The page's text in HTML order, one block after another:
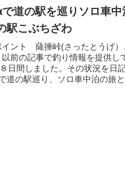
道の駅を巡りソロ車
こぶちざわ
ント 薩捶峠(さったとうげ）
前の記事で釣り情報を提供し
日間しました。その状況を日
の駅巡り、ソロ車中泊の旅